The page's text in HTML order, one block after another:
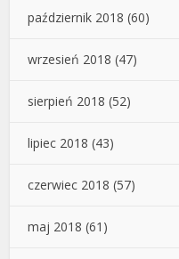
październik 2018 (60)
wrzesień 2018 (47)
sierpień 2018 (52)
lipiec 2018 (43)
czerwiec 2018 (57)
maj 2018 (61)